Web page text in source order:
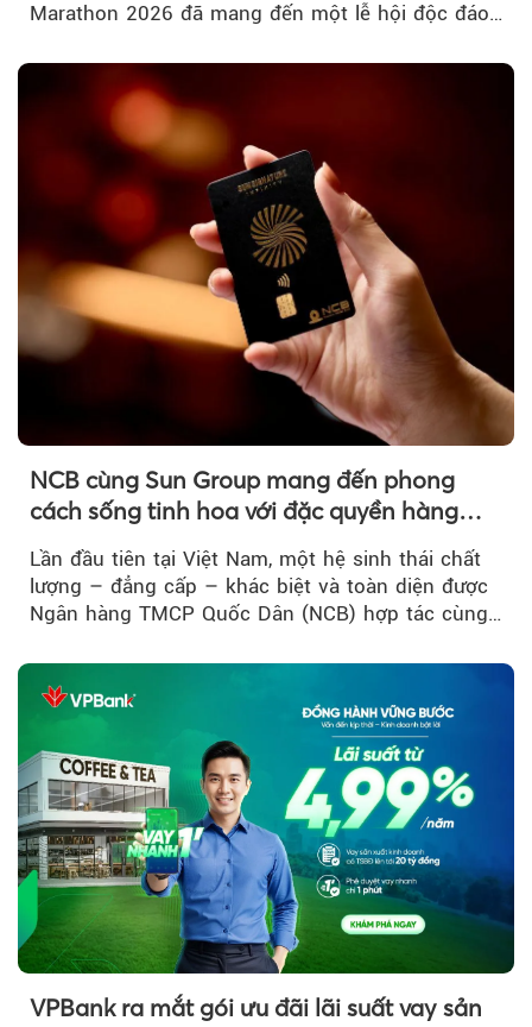
Marathon 2026 đã mang đến một lễ hội độc đáo
NCB cùng Sun Group mang đến phong
cách sống tinh hoa với đặc quyền hàng
đầu Việt Nam
Lần đầu tiên tại Việt Nam, một hệ sinh thái chất
lượng – đẳng cấp – khác biệt và toàn diện được
Ngân hàng TMCP Quốc Dân (NCB) hợp tác cùng
VPBank ra mắt gói ưu đãi lãi suất vay sản